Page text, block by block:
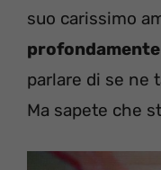
suo carissimo
parlare di se ne
Ma sapete che